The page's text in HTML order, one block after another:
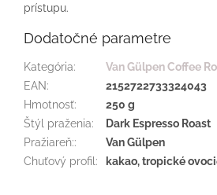
prístupu.
Dodatočné parametre
Kategória:
Van Gülpen Coffee
EAN:
2152722733324043
Hmotnosť:
250 g
Štýl praženia:
Dark Espresso Roast
Pražiareň::
Van Gülpen
Chuťový profil : kakao, tropické